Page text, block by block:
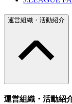
運営組織・活動紹介
運営組織・活動紹